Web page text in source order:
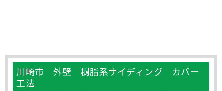
川崎市 外壁 樹脂系サイディング カバー
工法